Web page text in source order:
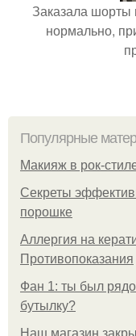
Заказала шорты
нормально,
Популярные
Макияж в рок-
Секреты
порошке
Аллергия на
Противопоказания
Фан 1: ты был
бутылку?
Нaш магaзин